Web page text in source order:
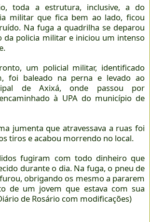
toda a estrutura, inclusive, a do
militar que fica bem ao lado, ficou
Na fuga a quadrilha se deparou
da policia militar e iniciou um intenso
um policial militar, identificado
foi baleado na perna e levado ao
de Axixá, onde passou por
à UPA do município de
jumenta que atravessava a ruas foi
tiros e acabou morrendo no local.
fugiram com todo dinheiro que
durante o dia. Na fuga, o pneu de
obrigando os mesmo a pararem
de um jovem que estava com sua
de Rosário com modificações)